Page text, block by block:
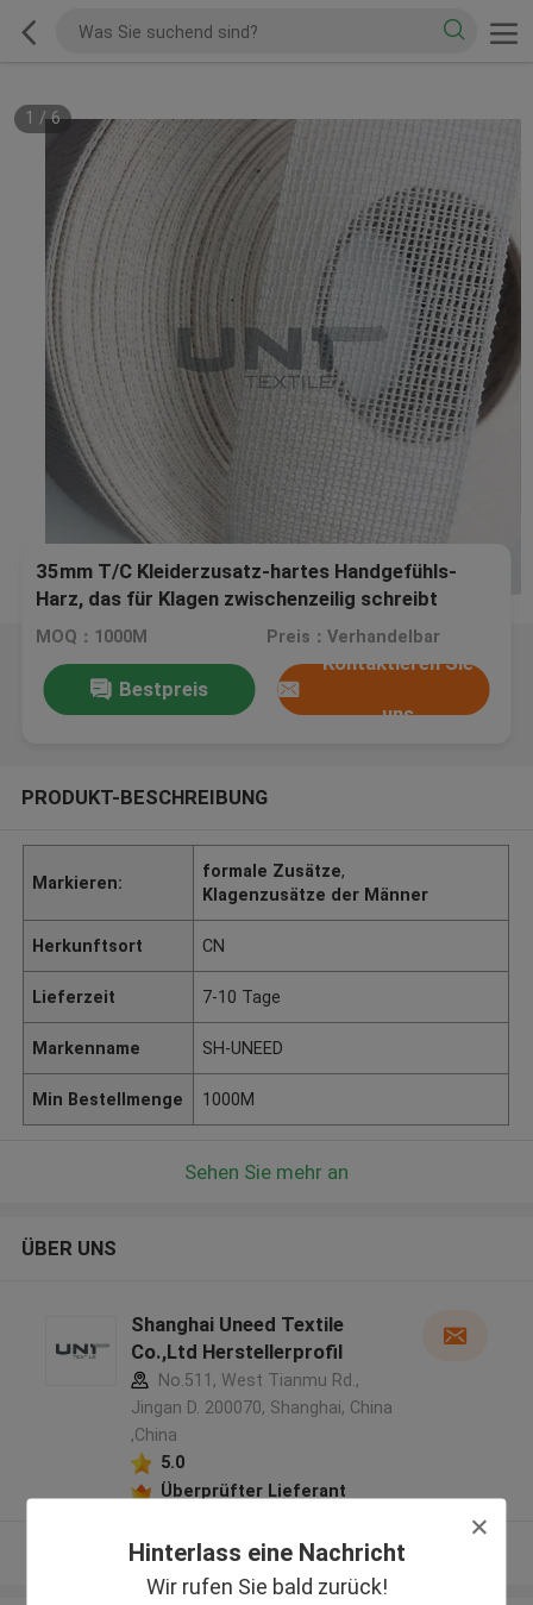
Hinterlass eine Nachricht
Wir rufen Sie bald zurück!
1 /6
35mm T/C Kleiderzusatz-hartes Handgefühls-
Harz, das für Klagen zwischenzeilig schreibt
MOQ：1000M Preis：Verhandelbar
Bestpreis
Kontaktieren Sie
uns
PRODUKT-BESCHREIBUNG
Markieren:
formale Zusätze,
Klagenzusätze der Männer
Herkunftsort CN
Lieferzeit 7-10 Tage
Markenname SH-UNEED
Min Bestellmenge 1000M
Sehen Sie mehr an
ÜBER UNS
Shanghai Uneed Textile
Co.,Ltd Herstellerprofil
No.511, West Tianmu Rd.,
Jingan D. 200070, Shanghai, China
,China
5.0
Überprüfter Lieferant
Sehen Sie mehr an